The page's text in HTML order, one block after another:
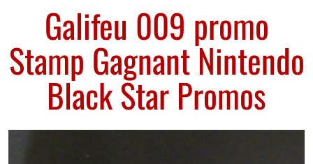
Galifeu 009 promo
Stamp Gagnant Nintendo
Black Star Promos